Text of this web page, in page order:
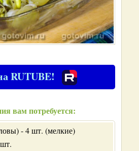
RUTUBE!
вам потребуется:
- 4 шт. (мелкие)